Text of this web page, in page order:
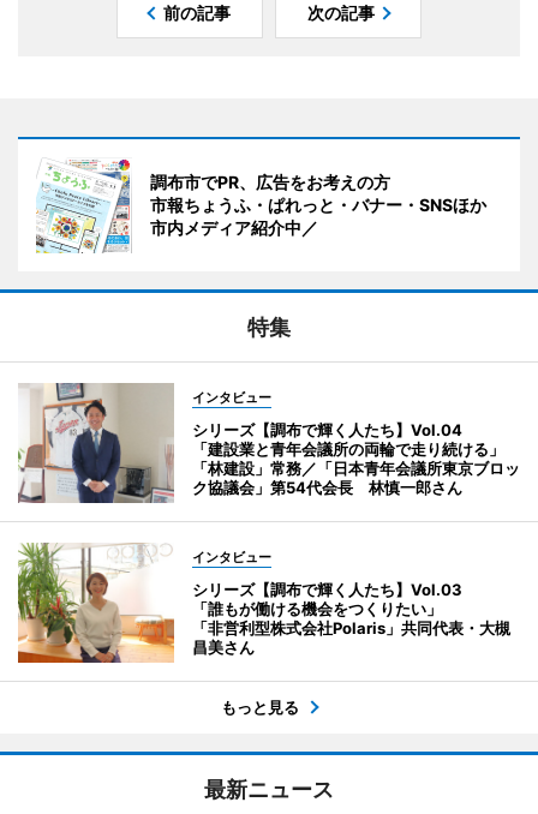
前の記事 次の記事
調布市でPR、広告をお考えの方
市報ちょうふ・ぱれっと・バナー・SNSほか
市内メディア紹介中／
特集
インタビュー
シリーズ【調布で輝く人たち】Vol.04
「建設業と青年会議所の両輪で走り続ける」
「林建設」常務／「日本青年会議所東京ブロッ
ク協議会」第54代会長 林慎一郎さん
インタビュー
シリーズ【調布で輝く人たち】Vol.03
「誰もが働ける機会をつくりたい」
「非営利型株式会社Polaris」共同代表・大槻
昌美さん
もっと見る
最新ニュース